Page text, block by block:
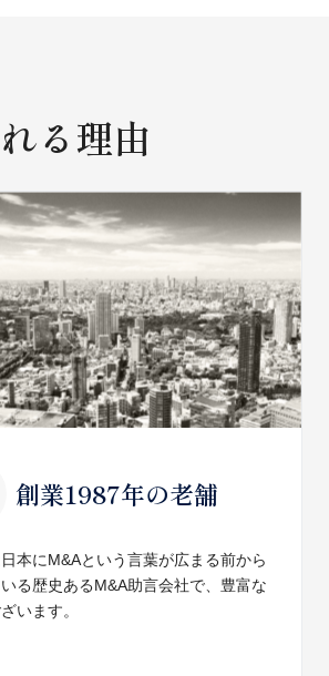
る理由
創業1987年の老舗
本にM&Aという言葉が広まる前から
る歴史あるM&A助言会社で、豊富な
います。